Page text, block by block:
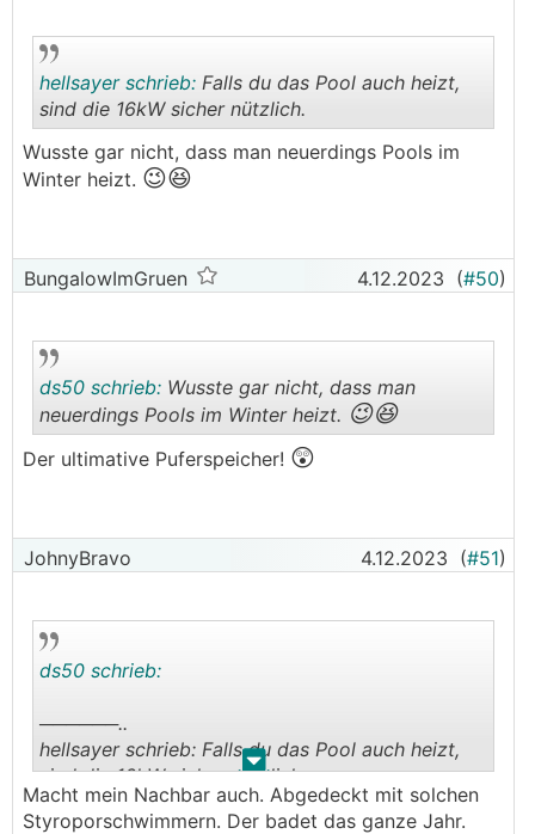
hellsayer schrieb: Falls du das Pool auch heizt,
sind die 16kW sicher nützlich.
Wusste gar nicht, dass man neuerdings Pools im
Winter heizt. 😉😆
BungalowImGruen 4.12.2023 (#50)
ds50 schrieb: Wusste gar nicht, dass man
neuerdings Pools im Winter heizt. 😉😆
Der ultimative Puferspeicher! 😲
JohnyBravo 4.12.2023 (#51)
. .
ds50 schrieb:
──────..
hellsayer schrieb: Falls du das Pool auch heizt,
sind die 16kW sicher nützlich.
───────────────
Macht mein Nachbar auch. Abgedeckt mit solchen
Styroporschwimmern. Der badet das ganze Jahr.